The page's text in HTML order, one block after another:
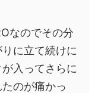
なのでその分
に立て続けに
入ってさらに
のが痛かっ